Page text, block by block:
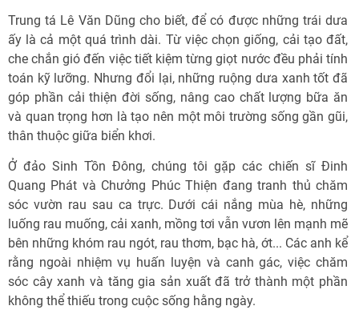
Trung tá Lê Văn Dũng cho biết, để có được những trái dưa
ấy là cả một quá trình dài. Từ việc chọn giống, cải tạo đất,
che chắn gió đến việc tiết kiệm từng giọt nước đều phải tính
toán kỹ lưỡng. Nhưng đổi lại, những ruộng dưa xanh tốt đã
góp phần cải thiện đời sống, nâng cao chất lượng bữa ăn
và quan trọng hơn là tạo nên một môi trường sống gần gũi,
thân thuộc giữa biển khơi.
Ở đảo Sinh Tồn Đông, chúng tôi gặp các chiến sĩ Đinh
Quang Phát và Chưởng Phúc Thiện đang tranh thủ chăm
sóc vườn rau sau ca trực. Dưới cái nắng mùa hè, những
luống rau muống, cải xanh, mồng tơi vẫn vươn lên mạnh mẽ
bên những khóm rau ngót, rau thơm, bạc hà, ớt... Các anh kể
rằng ngoài nhiệm vụ huấn luyện và canh gác, việc chăm
sóc cây xanh và tăng gia sản xuất đã trở thành một phần
không thể thiếu trong cuộc sống hằng ngày.